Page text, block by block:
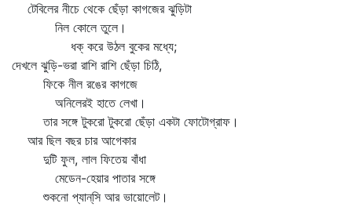
টেবিলের নীচে থেকে ছেঁড়া কাগজের ঝুড়িটা
নিল কোলে তুলে।
ধক্‌ করে উঠল বুকের মধ্যে;
দেখলে ঝুড়ি-ভরা রাশি রাশি ছেঁড়া চিঠি,
ফিকে নীল রঙের কাগজে
অনিলেরই হাতে লেখা।
তার সঙ্গে টুকরো টুকরো ছেঁড়া একটা ফোটোগ্রাফ।
আর ছিল বছর চার আগেকার
দুটি ফুল, লাল ফিতেয় বাঁধা
মেডেন-হেয়ার পাতার সঙ্গে
শুকনো প্যান্‌সি আর ভায়োলেট।